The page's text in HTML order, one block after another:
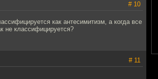
# 10
как антесимитизм, а когда все
не классифицируется?
# 11